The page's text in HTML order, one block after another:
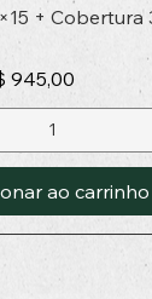
+ Cobertura
promocional
945,00
ao carrinho